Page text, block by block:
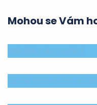
Mohou se Vám